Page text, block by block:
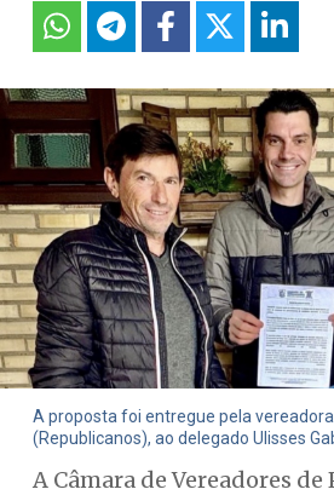
A proposta foi entregue pela vereadora
(Republicanos), ao delegado Ulisses
A Câmara de Vereadores de